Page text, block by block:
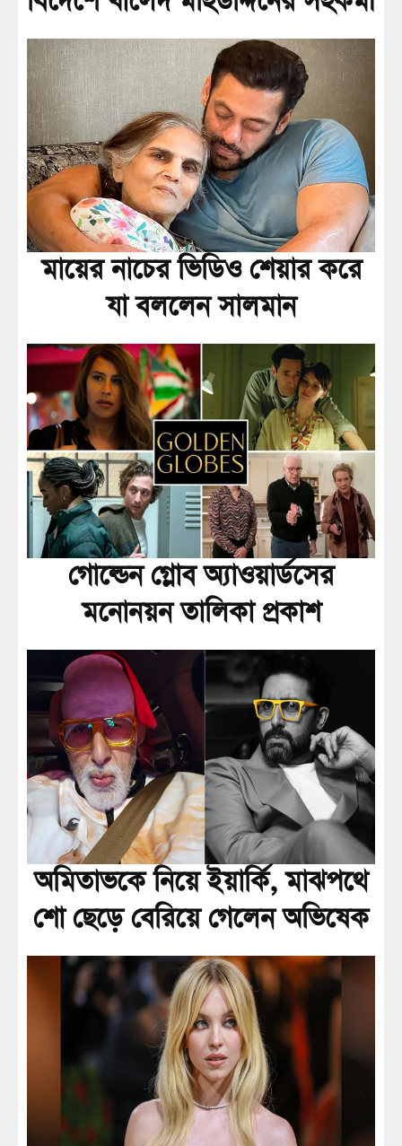
মায়ের নাচের ভিডিও শেয়ার করে
যা বললেন সালমান
গোল্ডেন গ্লোব অ্যাওয়ার্ডসের
মনোনয়ন তালিকা প্রকাশ
অমিতাভকে নিয়ে ইয়ার্কি, মাঝপথে
শো ছেড়ে বেরিয়ে গেলেন অভিষেক